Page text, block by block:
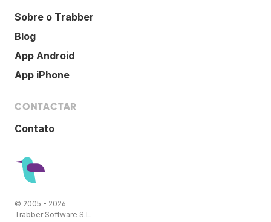
Sobre o Trabber
Blog
App Android
App iPhone
CONTACTAR
Contato
© 2005 - 2026
Trabber Software S.L.